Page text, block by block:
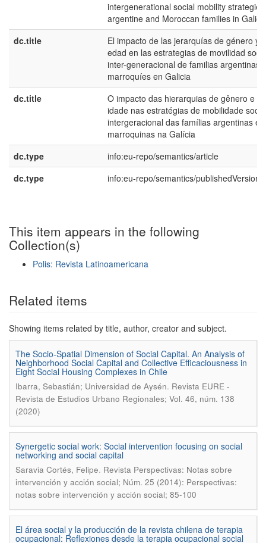
intergenerational social mobility
argentine and Moroccan families in
dc.title
El impacto de las jerarquías de género y
edad en las estrategias de movilidad
inter-generacional de familias argentinas y
marroquíes en Galicia
dc.title
O impacto das hierarquias de gênero e
idade nas estratégias de mobilidade
intergeracional das famílias argentinas e
marroquinas na Galícia
dc.type
info:eu-repo/semantics/article
dc.type
info:eu-repo/semantics/publishedVersion
This item appears in the following
Collection(s)
Polis: Revista Latinoamericana
Related items
Showing items related by title, author, creator and subject.
The Socio-Spatial Dimension of Social Capital. An Analysis of
Neighborhood Social Capital and Collective Efficaciousness in
Eight Social Housing Complexes in Chile
Ibarra, Sebastián; Universidad de Aysén. Revista EURE -
Revista de Estudios Urbano Regionales; Vol. 46, núm. 138
(2020)
Synergetic social work: Social intervention focusing on social
networking and social capital
Saravia Cortés, Felipe. Revista Perspectivas: Notas sobre
intervención y acción social; Núm. 25 (2014): Perspectivas:
notas sobre intervención y acción social; 85-100
El área social y la producción de la revista chilena de terapia
ocupacional: Reflexiones desde la terapia ocupacional social